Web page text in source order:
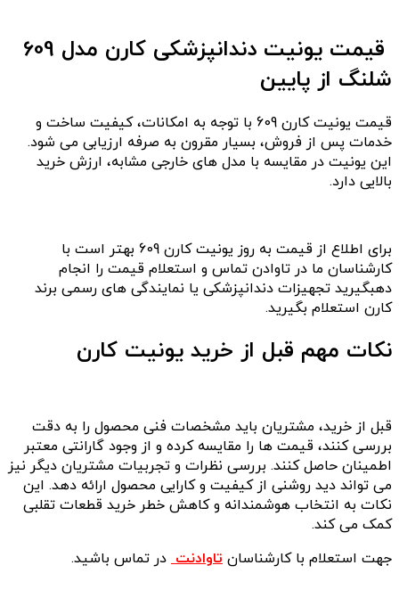
قیمت یونیت دندانپزشکی کارن مدل 609
شلنگ از پایین
قیمت یونیت کارن 609 با توجه به امکانات، کیفیت ساخت و
خدمات پس از فروش، بسیار مقرون به صرفه ارزیابی می شود.
این یونیت در مقایسه با مدل های خارجی مشابه، ارزش خرید
بالایی دارد.
برای اطلاع از قیمت به روز یونیت کارن 609 بهتر است با
کارشناسان ما در تاوادن تماس و استعلام قیمت را انجام
دهبگیرید تجهیزات دندانپزشکی یا نمایندگی های رسمی برند
کارن استعلام بگیرید.
نکات مهم قبل از خرید یونیت کارن
قبل از خرید، مشتریان باید مشخصات فنی محصول را به دقت
بررسی کنند، قیمت ها را مقایسه کرده و از وجود گارانتی معتبر
اطمینان حاصل کنند. بررسی نظرات و تجربیات مشتریان دیگر نیز
می تواند دید روشنی از کیفیت و کارایی محصول ارائه دهد. این
نکات به انتخاب هوشمندانه و کاهش خطر خرید قطعات تقلبی
کمک می کند.
جهت استعلام با کارشناسان تاوادنت در تماس باشید.